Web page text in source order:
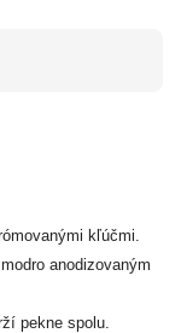
kľúčmi.
anodizovaným
pekne spolu.